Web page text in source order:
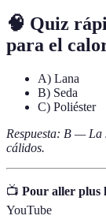
🧠 Quiz
para el
A) Lana
B) Seda
C) Poliéster
Respuesta: B — La
cálidos.
📺 Pour aller plus
YouTube